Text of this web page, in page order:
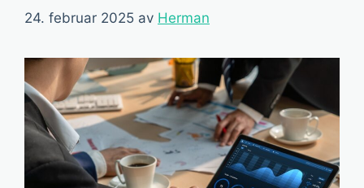
24. februar 2025 av Herman